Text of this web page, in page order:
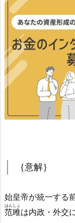
｛意解｝
始皇帝が統一する
范雎
はんしょ
は内政・外交